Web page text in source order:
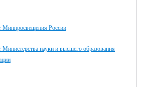
Минпросвещения России
науки и высшего образования